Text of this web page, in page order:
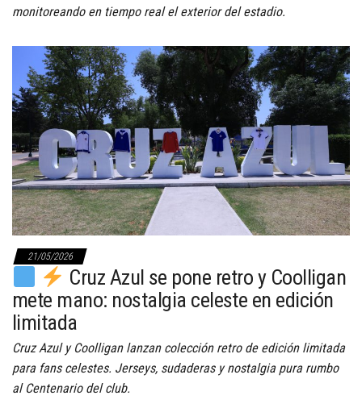
monitoreando en tiempo real el exterior del estadio.
21/05/2026
Cruz Azul se pone retro y Coolligan
mete mano: nostalgia celeste en edición
limitada
Cruz Azul y Coolligan lanzan colección retro de edición limitada
para fans celestes. Jerseys, sudaderas y nostalgia pura rumbo
al Centenario del club.